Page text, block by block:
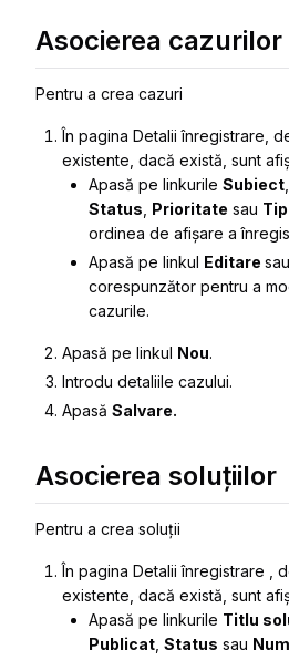
Asocierea cazurilor
Pentru a crea cazuri
În pagina Detalii înregistrare ,
existente, dacă există, sunt
Apasă pe linkurile Subiect
Status Prioritate sau Tip
ordinea de afișare a
Apasă pe linkul Editare sau
corespunzător pentru a
cazurile.
Apasă pe linkul Nou.
Introdu detaliile cazului.
Apasă Salvare.
Asocierea soluțiilor
Pentru a crea soluții
În pagina Detalii înregistrare
,
existente, dacă există, sunt
Apasă pe linkurile Titlu
Publicat Status sau